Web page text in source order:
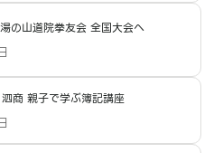
の山道院拳友会 全国大会へ
泗商 親子で学ぶ簿記講座